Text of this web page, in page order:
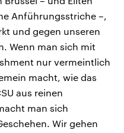
Anführungsstriche –,
und gegen unseren
Wenn man sich mit
nur vermeintlich
macht, wie das
aus reinen
man sich
Wir gehen